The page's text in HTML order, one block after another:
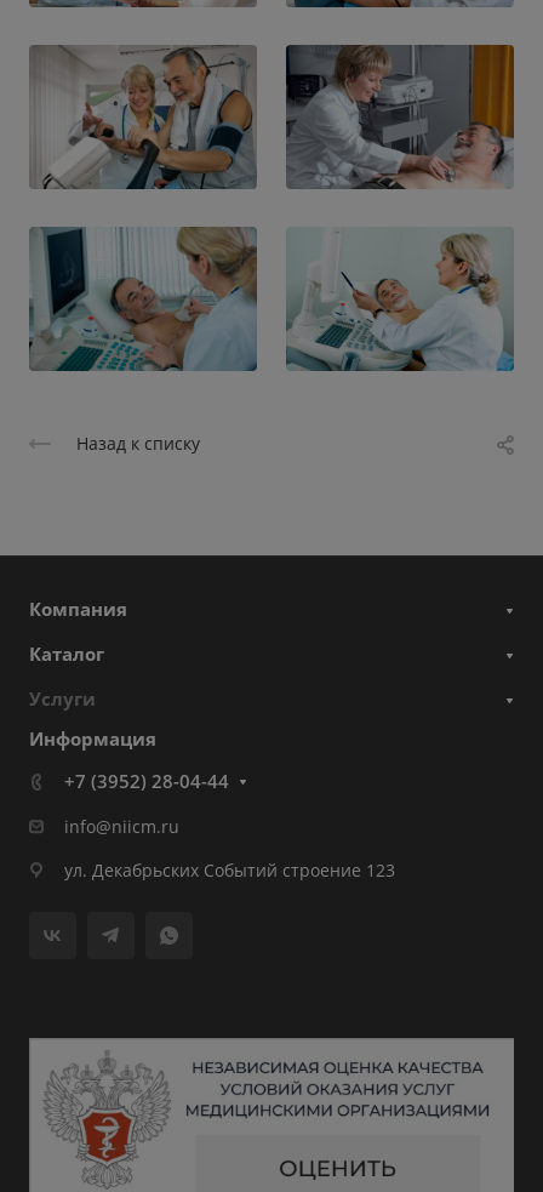
Назад к списку
Компания
Каталог
Услуги
Информация
+7 (3952) 28-04-44
info@niicm.ru
ул. Декабрьских Событий строение 123